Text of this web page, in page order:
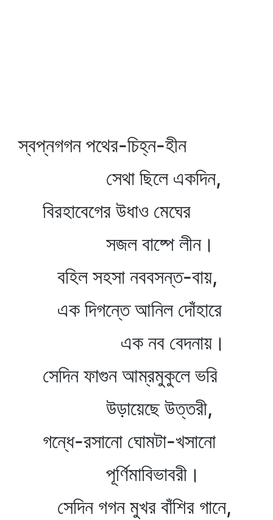
স্বপ্নগগন পথের-চিহ্ন-হীন
সেথা ছিলে একদিন,
বিরহাবেগের উধাও মেঘের
সজল বাষ্পে লীন।
বহিল সহসা নববসন্ত-বায়,
এক দিগন্তে আনিল দোঁহারে
এক নব বেদনায়।
সেদিন ফাগুন আম্রমুকুলে ভরি
উড়ায়েছে উত্তরী,
গন্ধে-রসানো ঘোমটা-খসানো
পূর্ণিমাবিভাবরী।
সেদিন গগন মুখর বাঁশির গানে,